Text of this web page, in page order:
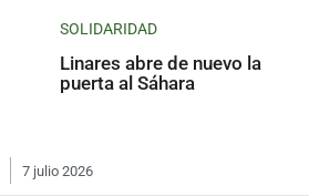
SOLIDARIDAD
Linares abre de nuevo la
puerta al Sáhara
7 julio 2026